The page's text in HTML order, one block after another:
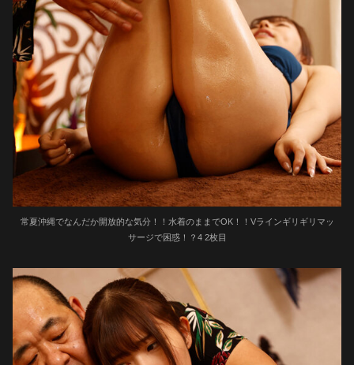
常夏沖縄でなんだか開放的な気分！！水着のままでOK！！Vラインギリギリマッ
サージで困惑！？4 2枚目